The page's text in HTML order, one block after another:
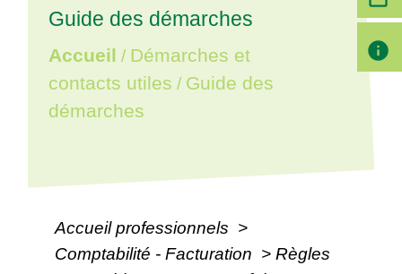
Guide des démarches
Accueil / Démarches et
contacts utiles / Guide des
démarches
Accueil professionnels >
Comptabilité - Facturation > Règles
info